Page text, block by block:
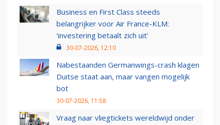
Business en First Class steeds
belangrijker voor Air France-KLM:
‘investering betaalt zich uit’
30-07-2026, 12:10
Nabestaanden Germanwings-crash klagen
Duitse staat aan, maar vangen mogelijk
bot
30-07-2026, 11:58
Vraag naar vliegtickets wereldwijd onder